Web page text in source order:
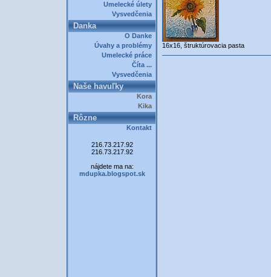
Umelecké úlety
Vysvedčenia
Danka
O Danke
Úvahy a problémy
Umelecké práce
Číta ...
Vysvedčenia
Naše havuľky
Kora
Kika
Rôzne
Kontakt
216.73.217.92
216.73.217.92
nájdete ma na:
mdupka.blogspot.sk
16x16, štruktúrovacia pasta